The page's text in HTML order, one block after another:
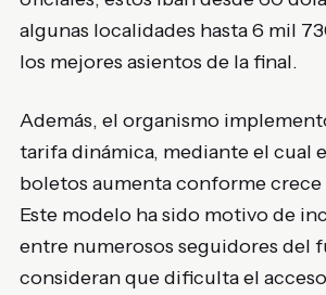
algunas localidades hasta 6 mil
los mejores asientos de la final.
Además, el organismo
tarifa dinámica, mediante el cual
boletos aumenta conforme crece
Este modelo ha sido motivo de
entre numerosos seguidores del
consideran que dificulta el